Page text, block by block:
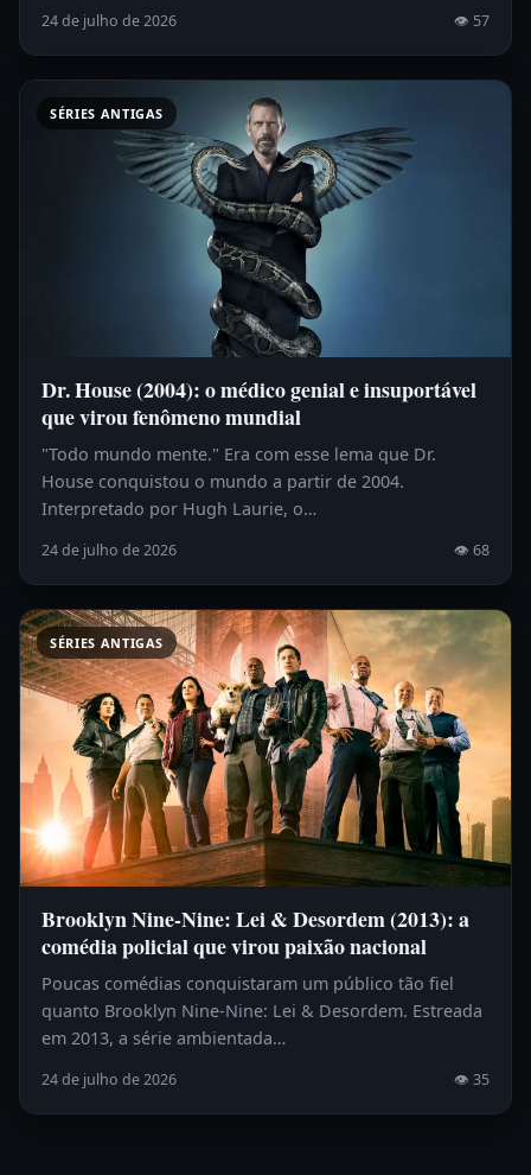
24 de julho de 2026 👁 57
SÉRIES ANTIGAS
Dr. House (2004): o médico genial e insuportável
que virou fenômeno mundial
"Todo mundo mente." Era com esse lema que Dr.
House conquistou o mundo a partir de 2004.
Interpretado por Hugh Laurie, o…
24 de julho de 2026 👁 68
SÉRIES ANTIGAS
Brooklyn Nine-Nine: Lei & Desordem (2013): a
comédia policial que virou paixão nacional
Poucas comédias conquistaram um público tão fiel
quanto Brooklyn Nine-Nine: Lei & Desordem. Estreada
em 2013, a série ambientada…
24 de julho de 2026 👁 35